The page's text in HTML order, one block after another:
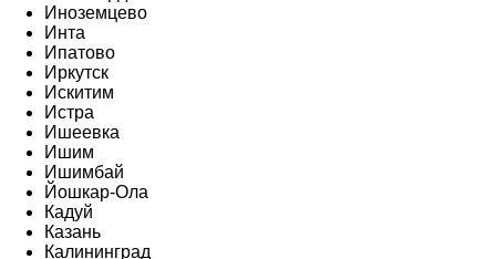
Иноземцево
Инта
Ипатово
Иркутск
Искитим
Истра
Ишеевка
Ишим
Ишимбай
Йошкар-Ола
Кадуй
Казань
Калининград